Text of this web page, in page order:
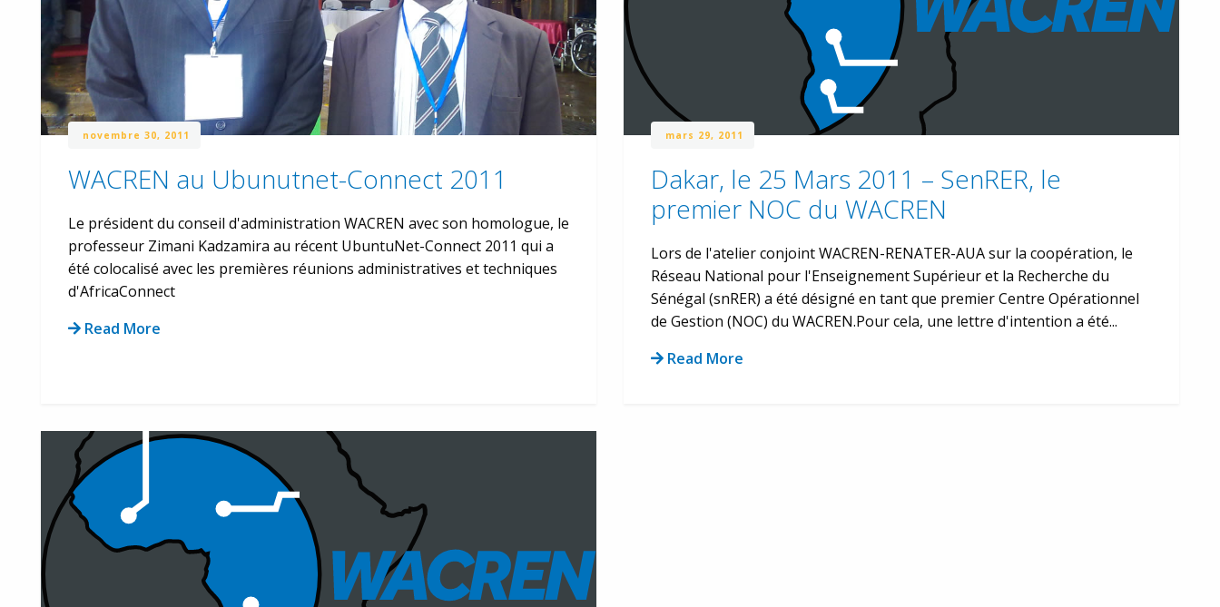
novembre 30, 2011
WACREN au Ubunutnet-Connect 2011
Le président du conseil d'administration WACREN avec son homologue, le
professeur Zimani Kadzamira au récent UbuntuNet-Connect 2011 qui a
été colocalisé avec les premières réunions administratives et techniques
d'AfricaConnect
Read More
mars 29, 2011
Dakar, le 25 Mars 2011 – SenRER, le
premier NOC du WACREN
Lors de l'atelier conjoint WACREN-RENATER-AUA sur la coopération, le
Réseau National pour l'Enseignement Supérieur et la Recherche du
Sénégal (snRER) a été désigné en tant que premier Centre Opérationnel
de Gestion (NOC) du WACREN.Pour cela, une lettre d'intention a été...
Read More